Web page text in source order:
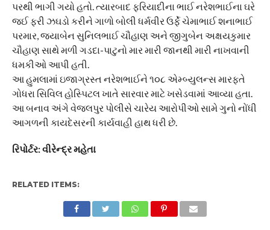
પરથી ભાગી ગયો હતો. ત્યારબાદ ફરિયાદીના ભાઈ નરેશભાઈના ઘરે
જઈ ફરી ઝઘડો કરીને ગાળો બોલી ધર્મવીર ઉર્ફે ચેમાભાઈ શનાભાઈ
પરમાર, જયાબેન સુનિલભાઈ ચૌહાણ અને જીગુબેન અક્ષયકુમાર
ચૌહાણ સાથે મળી ગડદા-પાટુનો માર મારી જાનથી મારી નાખવાની
ધમકીઓ આપી હતી.
આ હુમલામાં ઇજાગ્રસ્ત નરેશભાઈને ૧૦૮ એમ્બ્યુલન્સ મારફતે
ગોધરા સિવિલ હોસ્પિટલ ખાતે સારવાર માટે ખસેડવામાં આવ્યા હતા.
આ બનાવ અંગે વેજલપુર પોલીસે ચારેય આરોપીઓ સામે ગુનો નોંધી
આગળની કાયદેસરની કાર્યવાહી હાથ ધરી છે.
રિપોર્ટર: વીરેન્દ્ર મહેતા
RELATED ITEMS: